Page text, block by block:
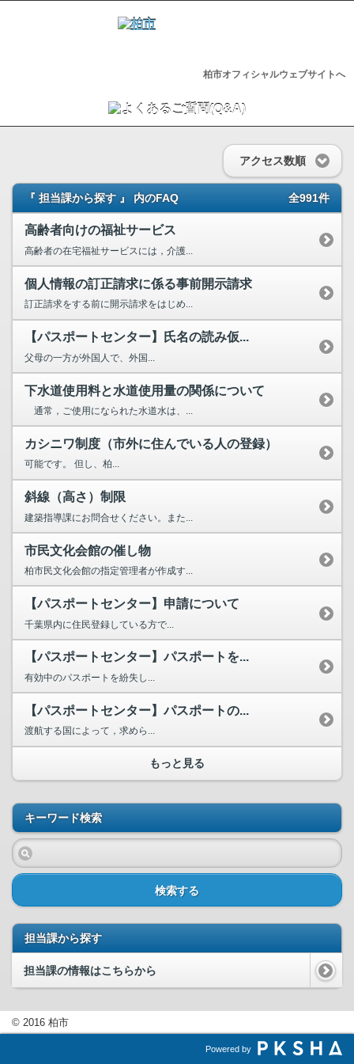
柏市オフィシャルウェブサイトへ
アクセス数順
『 担当課から探す 』 内のFAQ 全991件
高齢者向けの福祉サービス
高齢者の在宅福祉サービスには，介護...
個人情報の訂正請求に係る事前開示請求
訂正請求をする前に開示請求をはじめ...
【パスポートセンター】氏名の読み仮...
父母の一方が外国人で、外国...
下水道使用料と水道使用量の関係について
通常，ご使用になられた水道水は、...
カシニワ制度（市外に住んでいる人の登録）
可能です。 但し、柏...
斜線（高さ）制限
建築指導課にお問合せください。また...
市民文化会館の催し物
柏市民文化会館の指定管理者が作成す...
【パスポートセンター】申請について
千葉県内に住民登録している方で...
【パスポートセンター】パスポートを...
有効中のパスポートを紛失し...
【パスポートセンター】パスポートの...
渡航する国によって，求めら...
もっと見る
キーワード検索
検索する
担当課から探す
担当課の情報はこちらから
© 2016 柏市
Powered by